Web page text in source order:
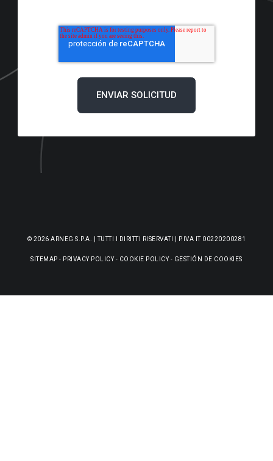
© 2026 ARNEG S.P.A. | TUTTI I DIRITTI RISERVATI | P.IVA IT 00220200281
SITEMAP - PRIVACY POLICY- COOKIE POLICY- GESTIÓN DE COOKIES